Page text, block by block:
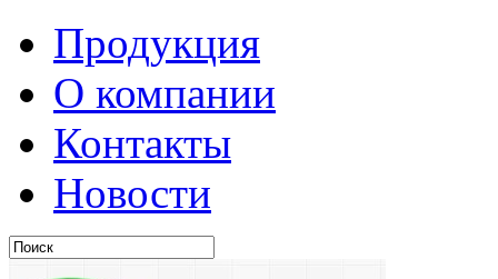
Продукция
О компании
Контакты
Новости